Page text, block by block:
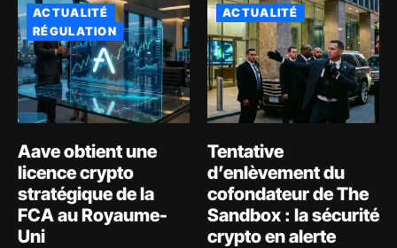
ACTUALITÉ
RÉGULATION
Aave obtient une
licence crypto
stratégique de la
FCA au Royaume-
Uni
ACTUALITÉ
Tentative
d’enlèvement du
cofondateur de The
Sandbox : la sécurité
crypto en alerte